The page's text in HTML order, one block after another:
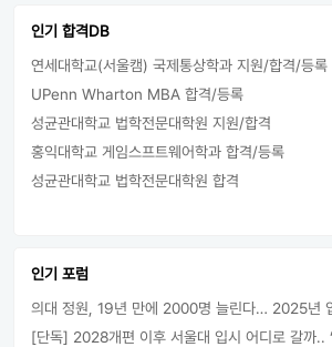
인기 합격DB
연세대학교(서울캠) 국제통상학과 지원/합격/등록
UPenn Wharton MBA 합격/등록
성균관대학교 법학전문대학원 지원/합격
홍익대학교 게임스프트웨어학과 합격/등록
성균관대학교 법학전문대학원 합격
인기 포럼
의대 정원, 19년 만에 2000명 늘린다… 2025년
[단독] 2028개편 이후 서울대 입시 어디로 갈까..